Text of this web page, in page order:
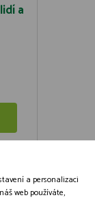
a
a personalizaci
web používáte,